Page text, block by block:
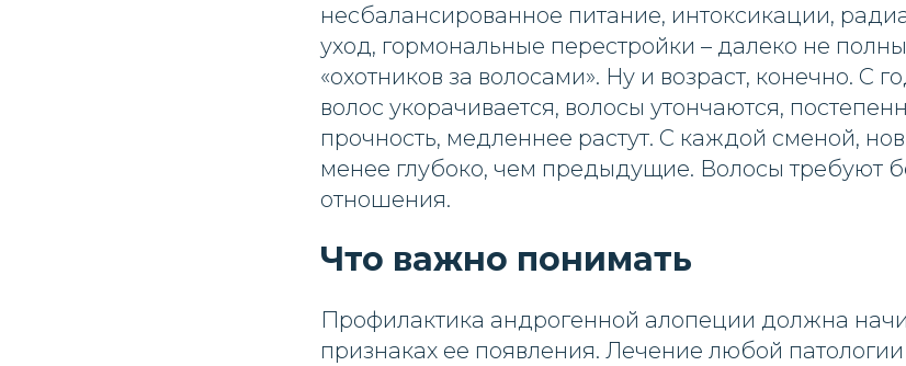
несбалансированное питание, интоксикации,
уход, гормональные перестройки – далеко не
«охотников за волосами». Ну и возраст, конечно. С
волос укорачивается, волосы утончаются,
прочность, медленнее растут. С каждой сменой,
менее глубоко, чем предыдущие. Волосы требуют
отношения.
Что важно понимать
Профилактика андрогенной алопеции должна
признаках ее появления. Лечение любой